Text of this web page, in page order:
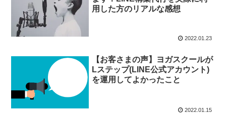
用した方のリアルな感想
2022.01.23
【お客さまの声】ヨガスクールが
Lステップ(LINE公式アカウント)
を運用してよかったこと
2022.01.15